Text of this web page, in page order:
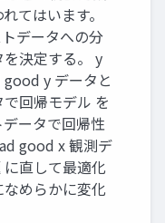
てはいます。
データへの分
決定する。 y
y データと
回帰モデル を
ータで回帰性
good x 観測デ
直して最適化
めらかに変化